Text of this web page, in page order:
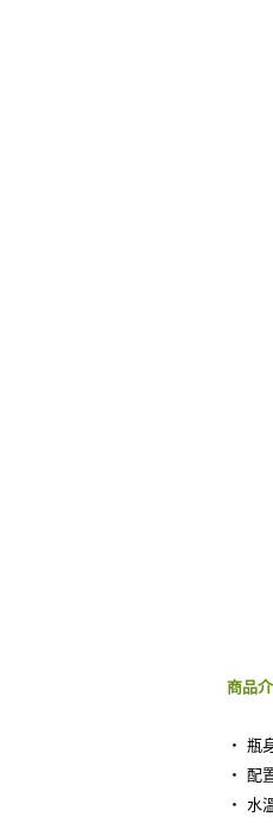
商品
‧ 瓶
‧ 配
‧ 水